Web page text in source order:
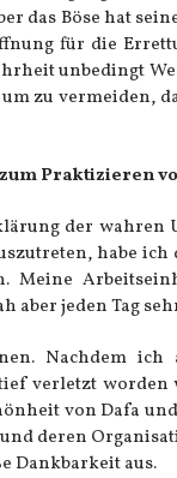
das Böse hat
für die
unbedingt
zu vermeiden,
Praktizieren
der wahren
habe
Meine
aber jeden Tag
Nachdem
verletzt
von Dafa
deren
Dankbarkeit aus.